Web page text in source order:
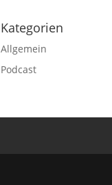
Kategorien
Allgemein
Podcast